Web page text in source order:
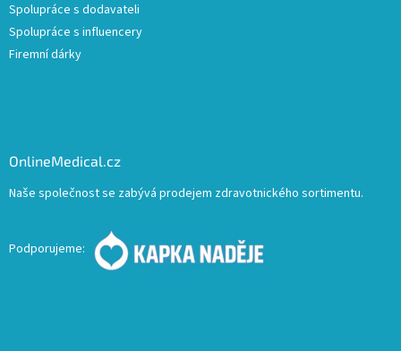
Spolupráce s dodavateli
Spolupráce s influencery
Firemní dárky
OnlineMedical.cz
Naše společnost se zabývá prodejem zdravotnického sortimentu.
Podporujeme: